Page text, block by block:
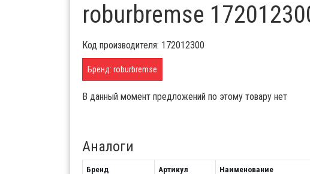
roburbremse
Код производителя: 172012300
Бренд: roburbremse
В данный момент предложений по этому товару нет
Аналоги
Бренд Артикул Наименование